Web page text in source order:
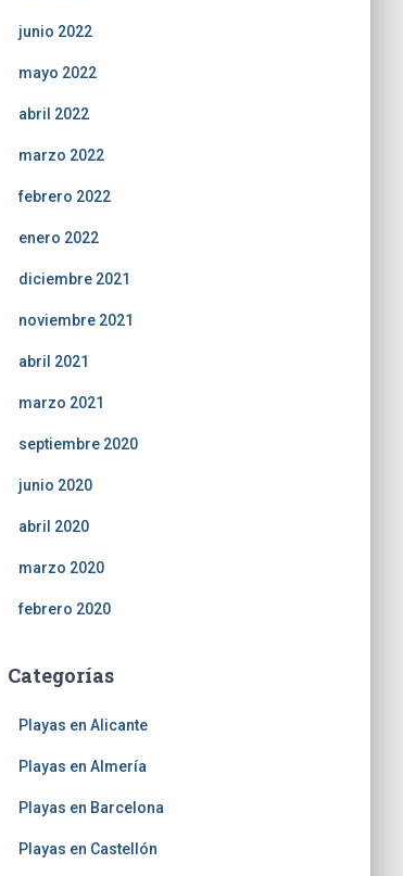
junio 2022
mayo 2022
abril 2022
marzo 2022
febrero 2022
enero 2022
diciembre 2021
noviembre 2021
abril 2021
marzo 2021
septiembre 2020
junio 2020
abril 2020
marzo 2020
febrero 2020
Categorías
Playas en Alicante
Playas en Almería
Playas en Barcelona
Playas en Castellón